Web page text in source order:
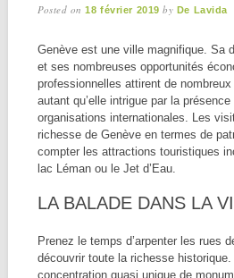
Posted on18 février 2019 by De Lavida
Genève est une ville magnifique. Sa
et ses nombreuses opportunités
professionnelles attirent de
autant qu’elle intrigue par la
organisations internationales. Les
richesse de Genève en termes de
compter les attractions touristiques
lac Léman ou le Jet d’Eau.
LA BALADE DANS LA
Prenez le temps d’arpenter les rues
découvrir toute la richesse
concentration quasi unique de